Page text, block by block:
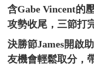
含Gabe Vincent的
攻勢收尾，三節打
決勝節James開啟
友機會輕鬆取分，